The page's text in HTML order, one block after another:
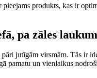
produkts, kas ir
pa zāles
jutīgām virsmām. Tās ir
un vienlaikus